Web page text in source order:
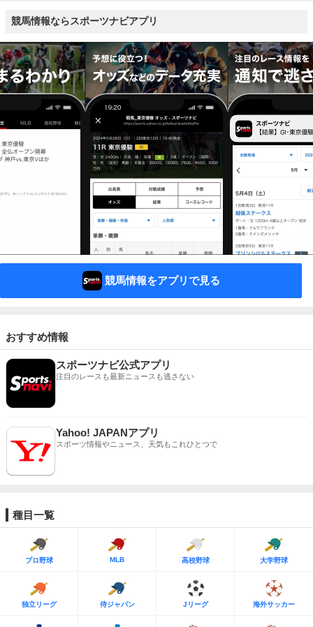
競馬情報ならスポーツナビアプリ
競馬情報をアプリで見る
おすすめ情報
スポーツナビ公式アプリ
注目のレースも最新ニュースも逃さない
Yahoo! JAPANアプリ
スポーツ情報やニュース、天気もこれひとつで
種目一覧
プロ野球 MLB 高校野球 大学野球
独立リーグ 侍ジャパン Jリーグ 海外サッカー